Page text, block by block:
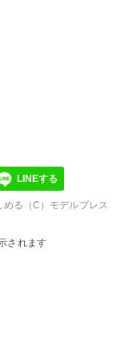
LINEする
る（C）モデルプレス
されます